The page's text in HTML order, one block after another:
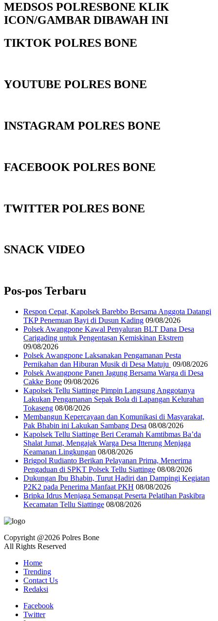
MEDSOS POLRESBONE KLIK
ICON/GAMBAR DIBAWAH INI
TIKTOK POLRES BONE
YOUTUBE POLRES BONE
INSTAGRAM POLRES BONE
FACEBOOK POLRES BONE
TWITTER POLRES BONE
SNACK VIDEO
Pos-pos Terbaru
Respon Cepat, Kapolsek Barebbo Bersama Anggota Datangi
TKP Penemuan Bayi di Dusun Kading 09/08/2026
‎Polsek Awangpone Kawal Penyaluran BLT Dana Desa
Carigading untuk Pengentasan Kemiskinan Ekstrem
09/08/2026
‎Polsek Awangpone Laksanakan Pengamanan Pesta
Pernikahan dan Hiburan Musik di Desa Matuju ‎ 09/08/2026
Polsek Awangpone Panen Jagung Bersama Warga di Desa
Cakke Bone 09/08/2026
Kapolsek Tellu Siattinge Pimpin Langsung Anggotanya
Lakukan Pengamanan Sepak Bola di Lapangan Kelurahan
Tokaseng 08/08/2026
Membangun Kepercayaan dan Komunikasi di Masyarakat,
Pak Bhabin ini Lakukan Sambang Desa 08/08/2026
Kapolsek Tellu Siattinge Beri Ceramah Kamtibmas Ba’da
Shalat Jumat, Mengajak Warga Desa Itterung Menjaga
Keamanan Lingkungan 08/08/2026
Brigpol Rudianto Berikan Pelayanan Prima, Menerima
Pengaduan di SPKT Polsek Tellu Siattinge 08/08/2026
Dukungan Ibu Bhabin, Turut Hadiri dan Dampingi Kegiatan
P2K2 pada Penerima Manfaat PKH 08/08/2026
Bripka Idrus Menjaga Semangat Peserta Pelatihan Paskibra
Kecamatan Tellu Siattinge 08/08/2026
Copyright @2026 Polres Bone
All Rights Reserved
Home
Trending
Contact Us
Redaksi
Facebook
Twitter